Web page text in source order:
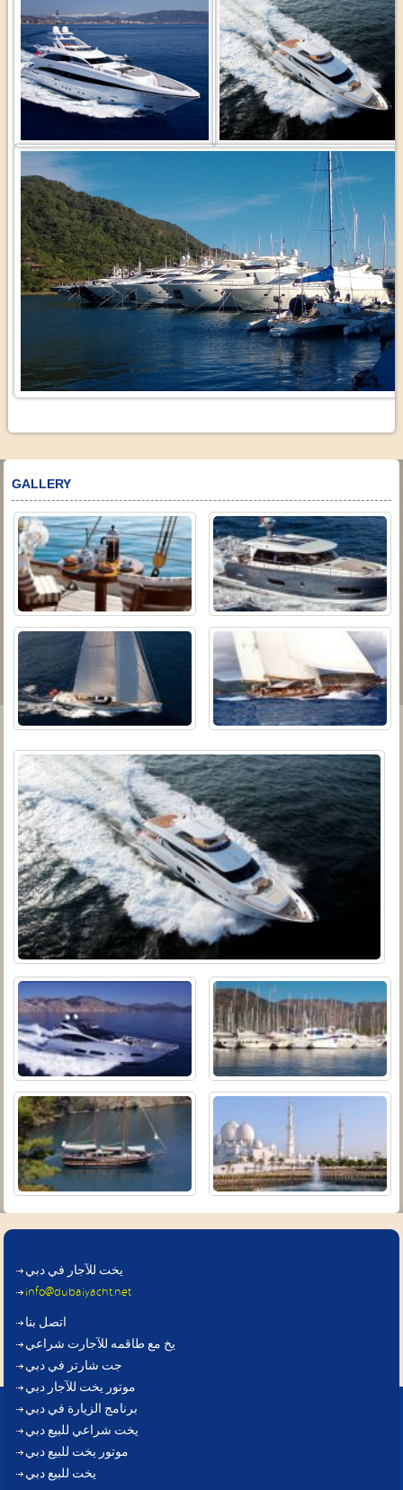
GALLERY
يخت للآجار في دبي
info@dubaiyacht.net
اتصل بنا
يخ مع طاقمه للآجارت شراعي
جت شارتر في دبي
موتور يخت للآجار دبي
برنامج الزيارة في دبي
يخت شراعي للبيع دبي
موتور يخت للبيع دبي
يخت للبيع دبي